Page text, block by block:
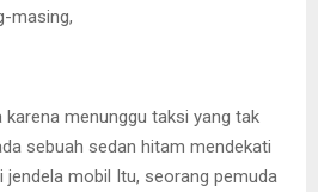
masing,
karena menunggu taksi yang tak
sebuah sedan hitam mendekati
jendela mobil Itu, seorang pemuda